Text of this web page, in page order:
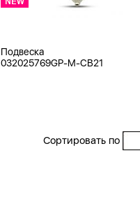
Подвеска
032025769GP-M-CB21
Сортировать по